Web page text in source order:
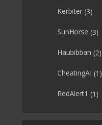
Kerbiter (3)
SunHorse (3)
Haubibban (2)
CheatingAI (1)
RedAlert1 (1)